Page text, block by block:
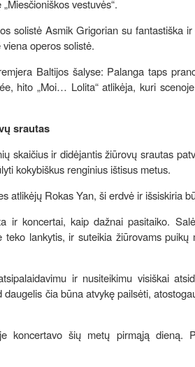
vestuvės“.
solistė Asmik Grigorian su fantastiška
operos solistė.
Baltijos šalyse: Palanga taps
hito „Moi… Lolita“ atlikėja, kuri
srautas
skaičius ir didėjantis žiūrovų srautas
kokybiškus renginius ištisus metus.
atlikėjų Rokas Yan, ši erdvė ir išsiskiria
ir koncertai, kaip dažnai pasitaiko.
lankytis, ir suteikia žiūrovams
ir nusiteikimu visiškai
čia būna atvykę pailsėti,
koncertavo šių metų pirmąją dieną.